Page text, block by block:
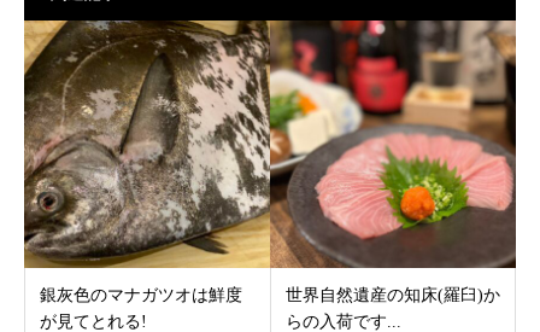
銀灰色のマナガツオは鮮度
が見てとれる!
世界自然遺産の知床(羅臼)か
らの入荷です...